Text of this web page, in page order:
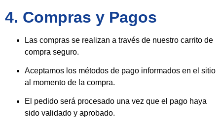
4. Compras y Pagos
Las compras se realizan a través de nuestro carrito de
compra seguro.
Aceptamos los métodos de pago informados en el sitio
al momento de la compra.
El pedido será procesado una vez que el pago haya
sido validado y aprobado.